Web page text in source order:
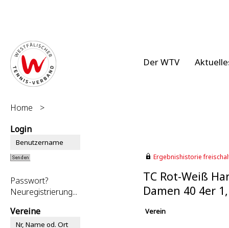
Der WTV
Home
>
Login
Passwort?
Neuregistrierung...
Vereine
Ergebnishistorie
TC Rot-Weiß
Damen 40 4er
Verein